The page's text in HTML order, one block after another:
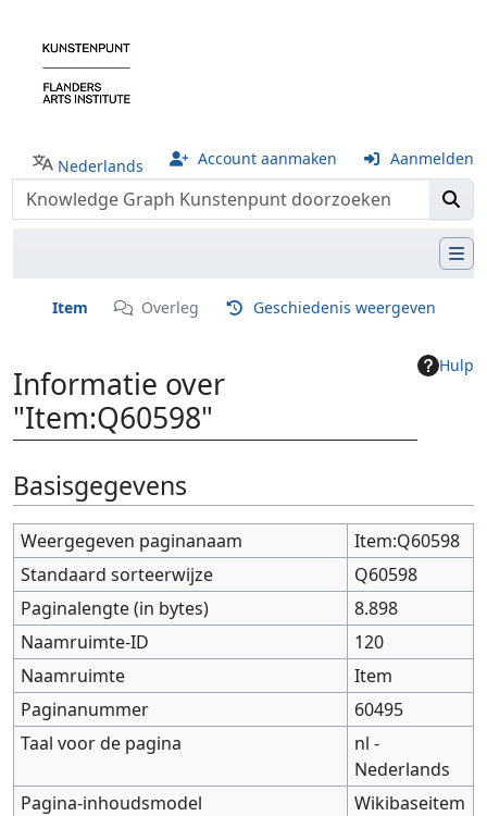
Nederlands Account aanmaken Aanmelden
Item Overleg Geschiedenis weergeven
Hulp
Informatie over
"Item:Q60598"
Ga naar:
Basisgegevens
Weergegeven paginanaam
Item:Q60598
Standaard sorteerwijze
Q60598
Paginalengte (in bytes)
8.898
Naamruimte-ID
120
Naamruimte
Item
Paginanummer
60495
Taal voor de pagina
nl -
Nederlands
Pagina-inhoudsmodel
Wikibaseitem